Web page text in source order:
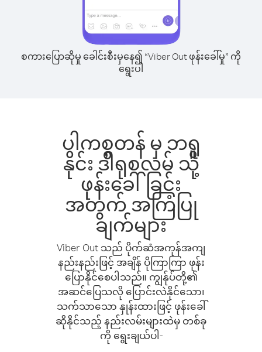
စကားပြောဆိုမှု ခေါင်းစီးမှနေ၍ “Viber Out ဖုန်းခေါ်မှု” ကို
ရွေးပါ
ပါကစ္စတန် မှ ဘရူ
နိုင်း ဒါရုစလမ် သို့
ဖုန်းခေါ်ခြင်း
အတွက် အကြံပြု
ချက်များ
Viber Out သည် ပိုက်ဆံအကုန်အကျ
နည်းနည်းဖြင့် အချိန် ပိုကြာကြာ ဖုန်း
ပြောနိုင်စေပါသည်။ ကျွန်ုပ်တို့၏
အဆင်ပြေသလို ပြောင်းလဲနိုင်သော၊
သက်သာသော နှုန်းထားဖြင့် ဖုန်းခေါ်
ဆိုနိုင်သည့် နည်းလမ်းများထဲမှ တစ်ခု
ကို ရွေးချယ်ပါ-